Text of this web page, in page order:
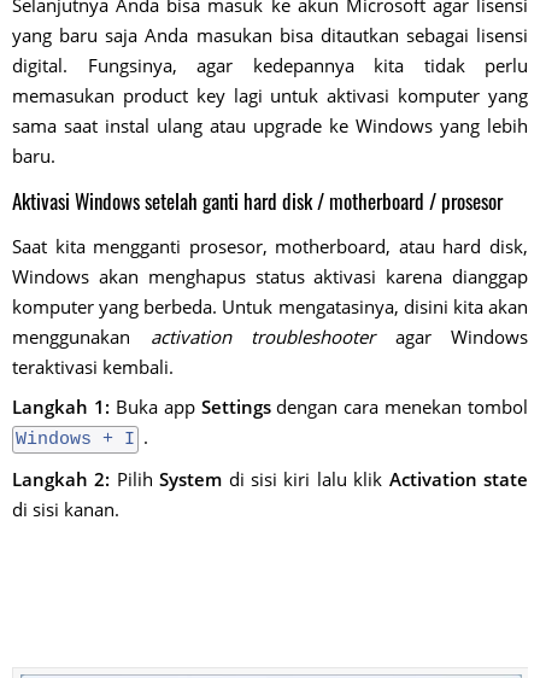
yang baru saja Anda masukan bisa ditautkan sebagai lisensi
digital. Fungsinya, agar kedepannya kita tidak perlu
memasukan product key lagi untuk aktivasi komputer yang
sama saat instal ulang atau upgrade ke Windows yang lebih
baru.
Aktivasi Windows setelah ganti hard disk / motherboard / prosesor
Saat kita mengganti prosesor, motherboard, atau hard disk,
Windows akan menghapus status aktivasi karena dianggap
komputer yang berbeda. Untuk mengatasinya, disini kita akan
menggunakan activation troubleshooteragar Windows
teraktivasi kembali.
Langkah 1: Buka app Settingsdengan cara menekan tombol
Windows + I .
Langkah 2: PilihSystem di sisi kiri lalu klik Activation state
di sisi kanan.